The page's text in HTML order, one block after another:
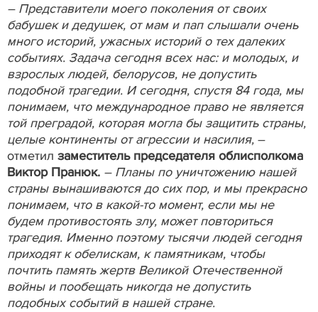
– Представители моего поколения от своих
бабушек и дедушек, от мам и пап слышали очень
много историй, ужасных историй о тех далеких
событиях. Задача сегодня всех нас: и молодых, и
взрослых людей, белорусов, не допустить
подобной трагедии. И сегодня, спустя 84 года, мы
понимаем, что международное право не является
той преградой, которая могла бы защитить страны,
целые континенты от агрессии и насилия, –
отметил заместитель председателя облисполкома
Виктор Пранюк. – Планы по уничтожению нашей
страны вынашиваются до сих пор, и мы прекрасно
понимаем, что в какой-то момент, если мы не
будем противостоять злу, может повториться
трагедия. Именно поэтому тысячи людей сегодня
приходят к обелискам, к памятникам, чтобы
почтить память жертв Великой Отечественной
войны и пообещать никогда не допустить
подобных событий в нашей стране.